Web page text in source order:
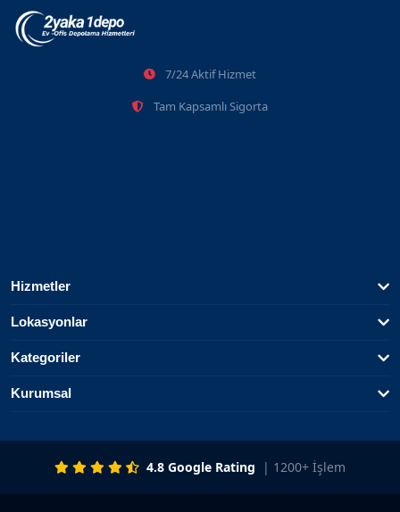
7/24 Aktif Hizmet
Tam Kapsamlı Sigorta
Hizmetler
Lokasyonlar
Kategoriler
Kurumsal
4.8 Google Rating | 1200+ İşlem